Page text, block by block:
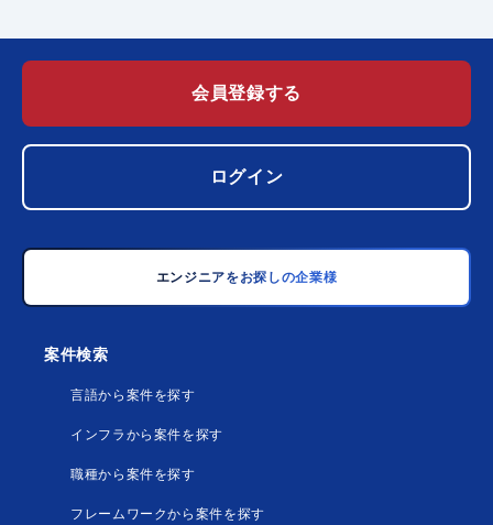
会員登録する
ログイン
エンジニアをお探しの企業様
案件検索
言語から案件を探す
インフラから案件を探す
職種から案件を探す
フレームワークから案件を探す